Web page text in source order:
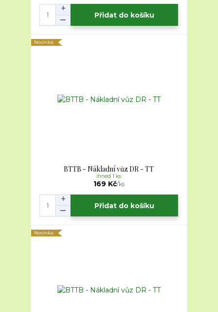
Přidat do košíku
Novinka
BTTB - Nákladní vůz DR - TT
169 Kč/ks
ihned 1 ks
Přidat do košíku
Novinka